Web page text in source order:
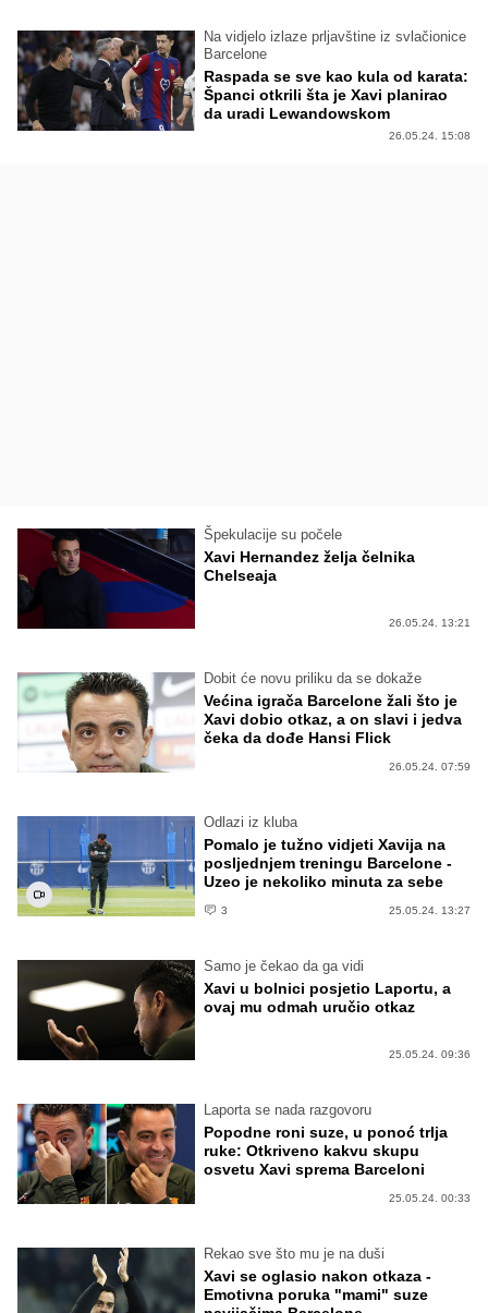
Na vidjelo izlaze prljavštine iz svlačionice
Barcelone
Raspada se sve kao kula od karata:
Španci otkrili šta je Xavi planirao
da uradi Lewandowskom
26.05.24. 15:08
Špekulacije su počele
Xavi Hernandez želja čelnika
Chelseaja
26.05.24. 13:21
Dobit će novu priliku da se dokaže
Većina igrača Barcelone žali što je
Xavi dobio otkaz, a on slavi i jedva
čeka da dođe Hansi Flick
26.05.24. 07:59
Odlazi iz kluba
Pomalo je tužno vidjeti Xavija na
posljednjem treningu Barcelone -
Uzeo je nekoliko minuta za sebe
3 25.05.24. 13:27
Samo je čekao da ga vidi
Xavi u bolnici posjetio Laportu, a
ovaj mu odmah uručio otkaz
25.05.24. 09:36
Laporta se nada razgovoru
Popodne roni suze, u ponoć trlja
ruke: Otkriveno kakvu skupu
osvetu Xavi sprema Barceloni
25.05.24. 00:33
Rekao sve što mu je na duši
Xavi se oglasio nakon otkaza -
Emotivna poruka "mami" suze